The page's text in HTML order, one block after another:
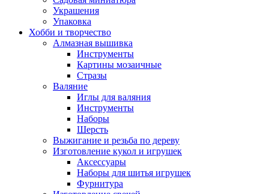
Украшения
Упаковка
Хобби и творчество
Алмазная вышивка
Инструменты
Картины мозаичные
Стразы
Валяние
Иглы для валяния
Инструменты
Наборы
Шерсть
Выжигание и резьба по дереву
Изготовление кукол и игрушек
Аксессуары
Наборы для шитья игрушек
Фурнитура